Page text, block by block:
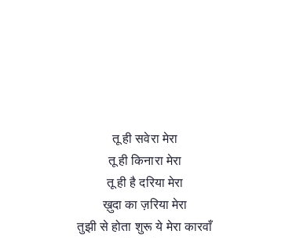
तू ही सवेरा मेरा
तू ही किनारा मेरा
तू ही है दरिया मेरा
ख़ुदा का ज़रिया मेरा
तुझी से होता शुरू ये मेरा कारवाँ